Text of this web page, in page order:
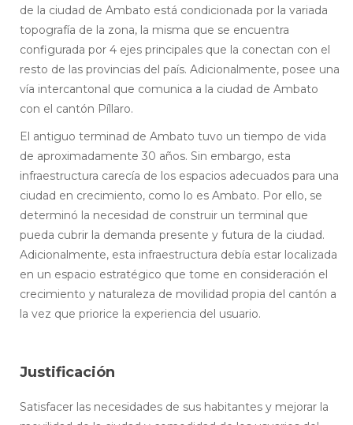
de la ciudad de Ambato está condicionada por la variada
topografía de la zona, la misma que se encuentra
configurada por 4 ejes principales que la conectan con el
resto de las provincias del país. Adicionalmente, posee una
vía intercantonal que comunica a la ciudad de Ambato
con el cantón Píllaro.
El antiguo terminad de Ambato tuvo un tiempo de vida
de aproximadamente 30 años. Sin embargo, esta
infraestructura carecía de los espacios adecuados para una
ciudad en crecimiento, como lo es Ambato. Por ello, se
determinó la necesidad de construir un terminal que
pueda cubrir la demanda presente y futura de la ciudad.
Adicionalmente, esta infraestructura debía estar localizada
en un espacio estratégico que tome en consideración el
crecimiento y naturaleza de movilidad propia del cantón a
la vez que priorice la experiencia del usuario.
Justificación
Satisfacer las necesidades de sus habitantes y mejorar la